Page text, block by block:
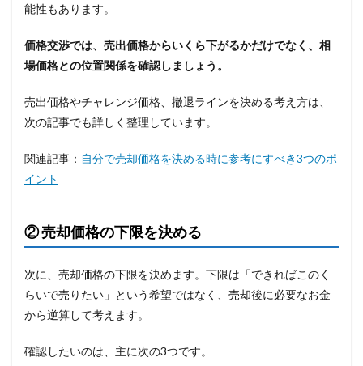
能性もあります。
価格交渉では、売出価格からいくら下がるかだけでなく、相
場価格との位置関係を確認しましょう。
売出価格やチャレンジ価格、撤退ラインを決める考え方は、
次の記事でも詳しく整理しています。
関連記事： 自分で売却価格を決める時に参考にすべき3つのポ
イント
② 売却価格の下限を決める
次に、売却価格の下限を決めます。下限は「できればこのく
らいで売りたい」という希望ではなく、売却後に必要なお金
から逆算して考えます。
確認したいのは、主に次の3つです。